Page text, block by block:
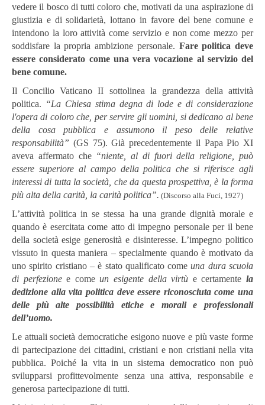
vedere il bosco di tutti coloro che, motivati da una aspirazione di
giustizia e di solidarietà, lottano in favore del bene comune e
intendono la loro attività come servizio e non come mezzo per
soddisfare la propria ambizione personale. Fare politica deve
essere considerato come una vera vocazione al servizio del
bene comune.
Il Concilio Vaticano II sottolinea la grandezza della attività
politica. “La Chiesa stima degna di lode e di considerazione
l'opera di coloro che, per servire gli uomini, si dedicano al bene
della cosa pubblica e assumono il peso delle relative
responsabilità” (GS 75). Già precedentemente il Papa Pio XI
aveva affermato che “niente, al di fuori della religione, può
essere superiore al campo della politica che si riferisce agli
interessi di tutta la società, che da questa prospettiva, è la forma
più alta della carità, la carità politica”. (Discorso alla Fuci, 1927)
L’attività politica in se stessa ha una grande dignità morale e
quando è esercitata come atto di impegno personale per il bene
della società esige generosità e disinteresse. L’impegno politico
vissuto in questa maniera – specialmente quando è motivato da
uno spirito cristiano – è stato qualificato comeuna dura scuola
di perfezionee comeun esigente della virtù e certamentela
dedizione alla vita politica deve essere riconosciuta come una
delle più alte possibilità etiche e morali e professionali
dell’uomo.
Le attuali società democratiche esigono nuove e più vaste forme
di partecipazione dei cittadini, cristiani e non cristiani nella vita
pubblica. Poiché la vita in un sistema democratico non può
svilupparsi profittevolmente senza una attiva, responsabile e
generosa partecipazione di tutti.